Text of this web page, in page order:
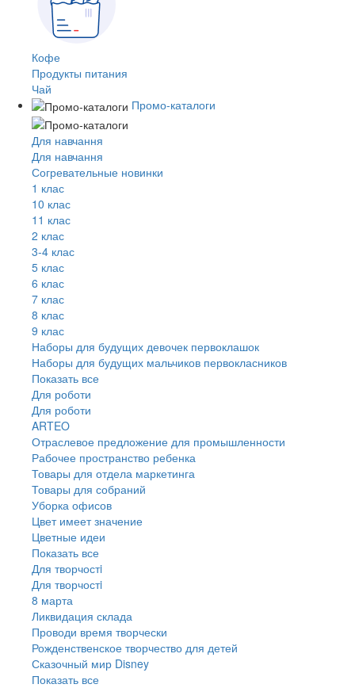
Кофе
Продукты питания
Чай
Промо-каталоги
Для навчання
Для навчання
Согревательные новинки
1 клас
10 клас
11 клас
2 клас
3-4 клас
5 клас
6 клас
7 клас
8 клас
9 клас
Наборы для будущих девочек первоклашок
Наборы для будущих мальчиков первокласников
Показать все
Для роботи
Для роботи
ARTEO
Отраслевое предложение для промышленности
Рабочее пространство ребенка
Товары для отдела маркетинга
Товары для собраний
Уборка офисов
Цвет имеет значение
Цветные идеи
Показать все
Для творчостi
Для творчостi
8 марта
Ликвидация склада
Проводи время творчески
Рожденственское творчество для детей
Сказочный мир Disney
Показать все